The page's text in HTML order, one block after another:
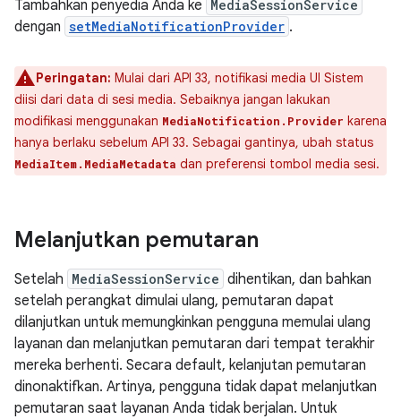
Tambahkan penyedia Anda ke MediaSessionService
dengan setMediaNotificationProvider .
Peringatan: Mulai dari API 33, notifikasi media UI Sistem
diisi dari data di sesi media. Sebaiknya jangan lakukan
modifikasi menggunakan MediaNotification.Provider karena
hanya berlaku sebelum API 33. Sebagai gantinya, ubah status
MediaItem.MediaMetadata dan preferensi tombol media sesi.
Melanjutkan pemutaran
Setelah MediaSessionService dihentikan, dan bahkan
setelah perangkat dimulai ulang, pemutaran dapat
dilanjutkan untuk memungkinkan pengguna memulai ulang
layanan dan melanjutkan pemutaran dari tempat terakhir
mereka berhenti. Secara default, kelanjutan pemutaran
dinonaktifkan. Artinya, pengguna tidak dapat melanjutkan
pemutaran saat layanan Anda tidak berjalan. Untuk